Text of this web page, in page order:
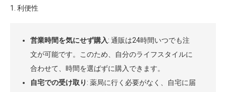
1. 利便性
営業時間を気にせず購入: 通販は24時間いつでも注
文が可能です。このため、自分のライフスタイルに
合わせて、時間を選ばずに購入できます。
自宅での受け取り : 薬局に行く必要がなく、自宅に届